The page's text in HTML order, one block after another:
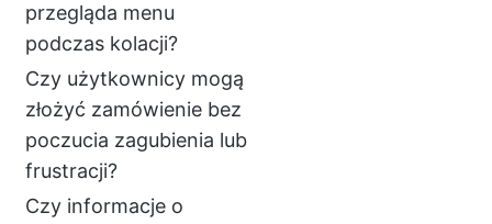
przegląda menu
podczas kolacji?
Czy użytkownicy mogą
złożyć zamówienie bez
poczucia zagubienia lub
frustracji?
Czy informacje o